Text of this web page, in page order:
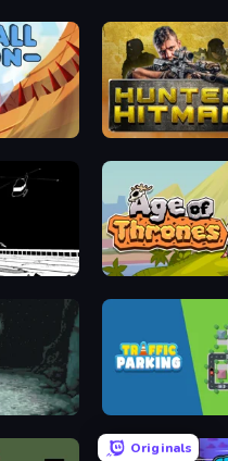
Hunter Hitman
Age of Thrones
Originals